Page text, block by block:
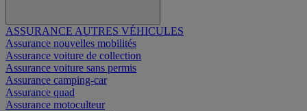
ASSURANCE AUTRES VÉHICULES
Assurance nouvelles mobilités
Assurance voiture de collection
Assurance voiture sans permis
Assurance camping-car
Assurance quad
Assurance motoculteur